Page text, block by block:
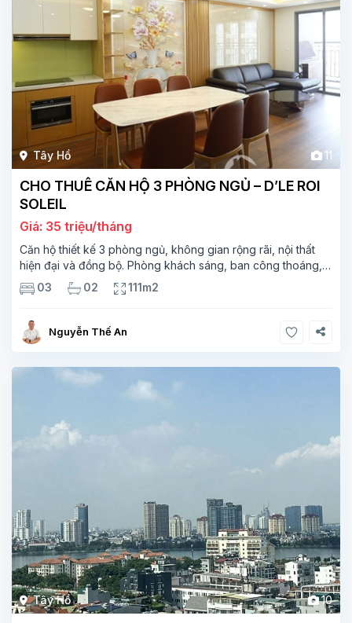
Tây Hồ 11
CHO THUÊ CĂN HỘ 3 PHÒNG NGỦ – D’LE ROI
SOLEIL
Giá: 35 triệu/tháng
Căn hộ thiết kế 3 phòng ngủ, không gian rộng rãi, nội thất
hiện đại và đồng bộ. Phòng khách sáng, ban công thoáng,
nhìn ra Hồ Tây rất đẹp Bếp đầy đủ thiết bị: tủ lạnh lớn, lò vi
sóng,
03 02 111m2
Nguyễn Thế An
Tây Hồ 10